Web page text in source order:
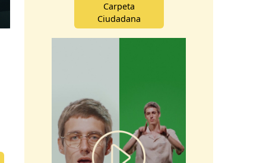
Carpeta
Ciudadana